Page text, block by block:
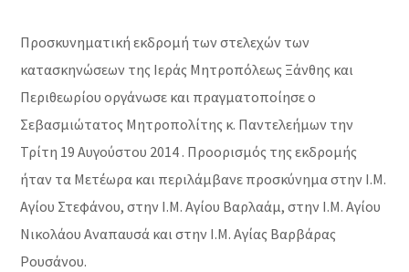
Προσκυνηματική εκδρομή των στελεχών των
κατασκηνώσεων της Ιεράς Μητροπόλεως Ξάνθης και
Περιθεωρίου οργάνωσε και πραγματοποίησε ο
Σεβασμιώτατος Μητροπολίτης κ. Παντελεήμων την
Τρίτη 19 Αυγούστου 2014 . Προορισμός της εκδρομής
ήταν τα Μετέωρα και περιλάμβανε προσκύνημα στην Ι.Μ.
Αγίου Στεφάνου, στην Ι.Μ. Αγίου Βαρλαάμ, στην Ι.Μ. Αγίου
Νικολάου Αναπαυσά και στην Ι.Μ. Αγίας Βαρβάρας
Ρουσάνου.